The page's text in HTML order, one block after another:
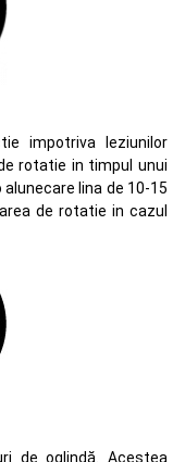
impotriva leziunilor
rotatie in timpul unui
lina de 10-15
de rotatie in cazul
de oglindă. Acestea